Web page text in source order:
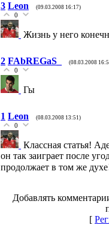
3 Leon (09.03.2008 16:17)
0
Жизнь у него
2 FAbREGaS_ (08.03.2008
0
Гы
1 Leon (08.03.2008 13:51)
0
Классная статья!
он так заиграет после
продолжает в том же
Добавлять
[